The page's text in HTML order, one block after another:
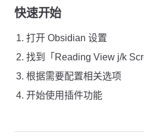
快速开始
打开 Obsidian 设置
找到「Reading View j/k
根据需要配置相关选项
开始使用插件功能